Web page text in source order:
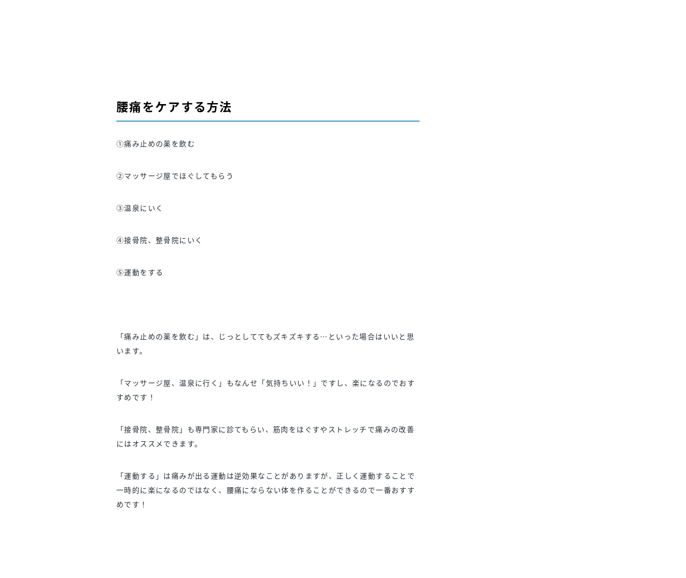
腰痛をケアする方法
①痛み止めの薬を飲む
②マッサージ屋でほぐしてもらう
③温泉にいく
④接骨院、整骨院にいく
⑤運動をする
「痛み止めの薬を飲む」は、じっとしててもズキズキする…といった場合はいいと思
います。
「マッサージ屋、温泉に行く」もなんせ「気持ちいい！」ですし、楽になるのでおす
すめです！
「接骨院、整骨院」も専門家に診てもらい、筋肉をほぐすやストレッチで痛みの改善
にはオススメできます。
「運動する」は痛みが出る運動は逆効果なことがありますが、正しく運動することで
一時的に楽になるのではなく、腰痛にならない体を作ることができるので一番おすす
めです！